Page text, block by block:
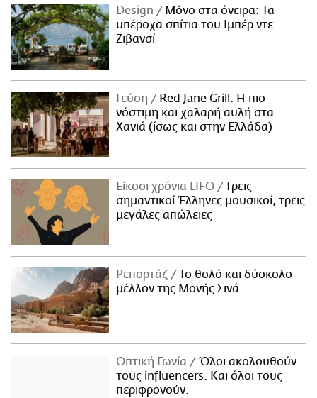
Design
Μόνο στα όνειρα: Τα
υπέροχα σπίτια του Ιμπέρ ντε
Ζιβανσί
Γεύση
Red Jane Grill: Η πιο
νόστιμη και χαλαρή αυλή στα
Χανιά (ίσως και στην Ελλάδα)
Είκοσι χρόνια LIFO
Tρεις
σημαντικοί Έλληνες μουσικοί, τρεις
μεγάλες απώλειες
Ρεπορτάζ
Το θολό και δύσκολο
μέλλον της Μονής Σινά
Οπτική Γωνία
Όλοι ακολουθούν
τους influencers. Και όλοι τους
περιφρονούν.